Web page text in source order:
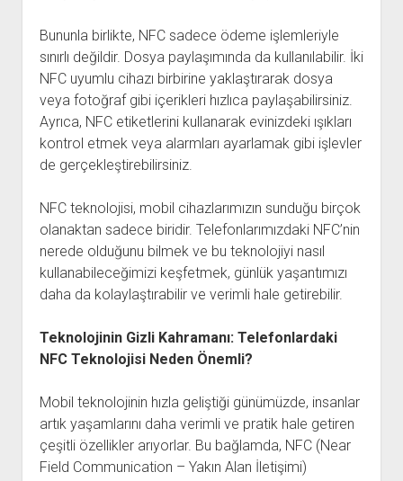
Bununla birlikte, NFC sadece ödeme işlemleriyle
sınırlı değildir. Dosya paylaşımında da kullanılabilir. İki
NFC uyumlu cihazı birbirine yaklaştırarak dosya
veya fotoğraf gibi içerikleri hızlıca paylaşabilirsiniz.
Ayrıca, NFC etiketlerini kullanarak evinizdeki ışıkları
kontrol etmek veya alarmları ayarlamak gibi işlevler
de gerçekleştirebilirsiniz.
NFC teknolojisi, mobil cihazlarımızın sunduğu birçok
olanaktan sadece biridir. Telefonlarımızdaki NFC’nin
nerede olduğunu bilmek ve bu teknolojiyi nasıl
kullanabileceğimizi keşfetmek, günlük yaşantımızı
daha da kolaylaştırabilir ve verimli hale getirebilir.
Teknolojinin Gizli Kahramanı: Telefonlardaki
NFC Teknolojisi Neden Önemli?
Mobil teknolojinin hızla geliştiği günümüzde, insanlar
artık yaşamlarını daha verimli ve pratik hale getiren
çeşitli özellikler arıyorlar. Bu bağlamda, NFC (Near
Field Communication – Yakın Alan İletişimi)